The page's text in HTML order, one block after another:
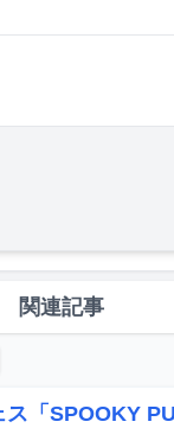
関連記事
「SPOOKY